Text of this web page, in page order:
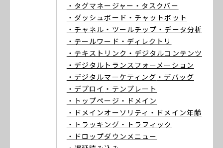
・タグマネージャー ・タスクバー
・ダッシュボード ・チャットボット
・チャネル ・ツールチップ ・データ分析
・テールワード ・ディレクトリ
・テキストリンク ・デジタルコンテンツ
・デジタルトランスフォーメーション
・デジタルマーケティング ・デバッグ
・デプロイ ・テンプレート
・トップページ ・ドメイン
・ドメインオーソリティ ・ドメイン年齢
・トラッキング ・トラフィック
・ドロップダウンメニュー